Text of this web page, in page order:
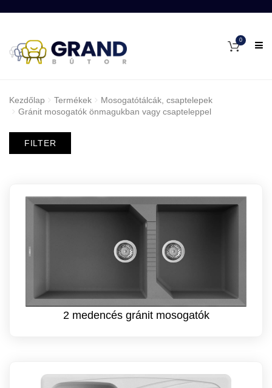
0
Kezdőlap Termékek
Mosogatótálcák, csaptelepek
Gránit mosogatók önmagukban vagy csapteleppel
FILTER
2 medencés gránit mosogatók